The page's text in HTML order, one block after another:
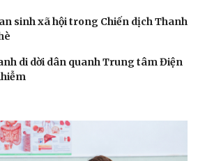
sinh xã hội trong Chiến dịch Thanh
di dời dân quanh Trung tâm Điện